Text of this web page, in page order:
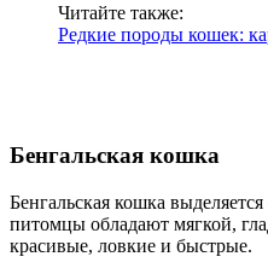
Читайте также:
Редкие породы кошек:
Бенгальская кошка
Бенгальская кошка
питомцы обладают мягкой,
красивые, ловкие и быстрые.